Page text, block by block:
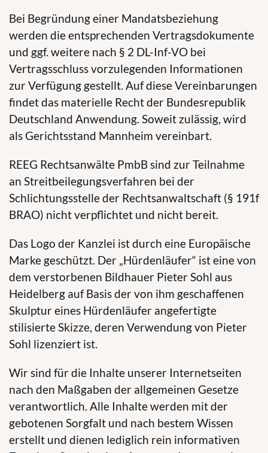
Bei Begründung einer Mandatsbeziehung
werden die entsprechenden Vertragsdokumente
und ggf. weitere nach § 2 DL-Inf-VO bei
Vertragsschluss vorzulegenden Informationen
zur Verfügung gestellt. Auf diese Vereinbarungen
findet das materielle Recht der Bundesrepublik
Deutschland Anwendung. Soweit zulässig, wird
als Gerichtsstand Mannheim vereinbart.
REEG Rechtsanwälte PmbB sind zur Teilnahme
an Streitbeilegungsverfahren bei der
Schlichtungsstelle der Rechtsanwaltschaft (§ 191f
BRAO) nicht verpflichtet und nicht bereit.
Das Logo der Kanzlei ist durch eine Europäische
Marke geschützt. Der „Hürdenläufer“ ist eine von
dem verstorbenen Bildhauer Pieter Sohl aus
Heidelberg auf Basis der von ihm geschaffenen
Skulptur eines Hürdenläufer angefertigte
stilisierte Skizze, deren Verwendung von Pieter
Sohl lizenziert ist.
Wir sind für die Inhalte unserer Internetseiten
nach den Maßgaben der allgemeinen Gesetze
verantwortlich. Alle Inhalte werden mit der
gebotenen Sorgfalt und nach bestem Wissen
erstellt und dienen lediglich rein informativen